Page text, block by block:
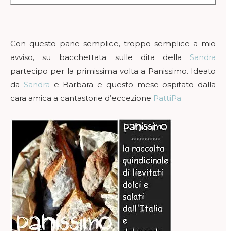
Con questo pane semplice, troppo semplice a mio
avviso, su bacchettata sulle dita della Sandra
partecipo per la primissima volta a Panissimo. Ideato
da Sandra e Barbara e questo mese ospitato dalla
cara amica a cantastorie d’eccezione PattiPa